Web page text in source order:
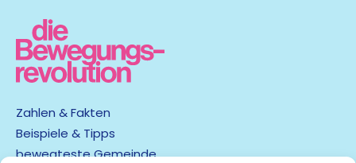
Zahlen & Fakten
Beispiele & Tipps
bewegteste Gemeinde